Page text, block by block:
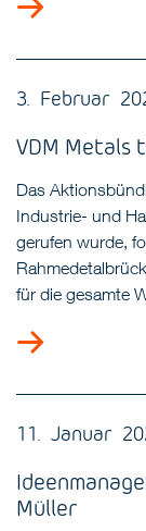
3. Februar
VDM Metals
Das
Industrie- und
gerufen wurde,
für die gesamte
11. Januar
Müller